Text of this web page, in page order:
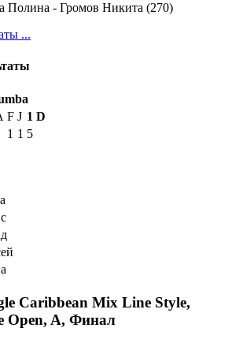
Полина - Громов Никита (270)
...
F J 1 D
1 1 5
Caribbean Mix Line Style,
Open, A, Финал